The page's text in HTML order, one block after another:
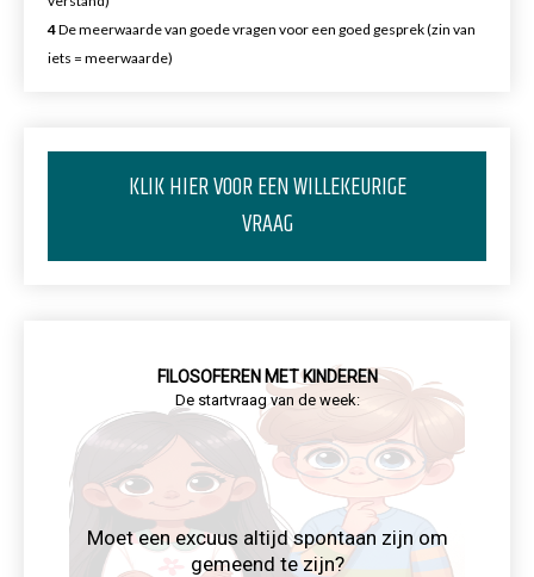
4De meerwaarde van goede vragen voor een goed gesprek (zin van
iets = meerwaarde)
KLIK HIER VOOR EEN WILLEKEURIGE
VRAAG
FILOSOFEREN MET KINDEREN
De startvraag van de week:
Moet een excuus altijd spontaan zijn om
gemeend te zijn?